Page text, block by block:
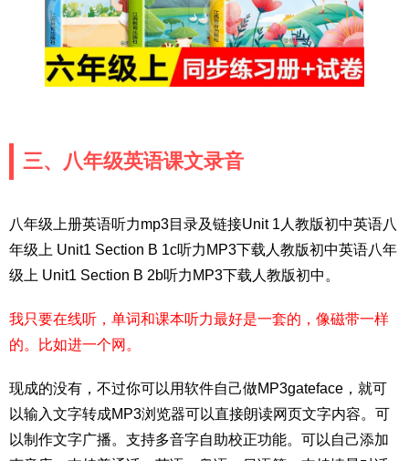
三、八年级英语课文录音
八年级上册英语听力mp3目录及链接Unit 1人教版初中英语八
年级上 Unit1 Section B 1c听力MP3下载人教版初中英语八年
级上 Unit1 Section B 2b听力MP3下载人教版初中。
我只要在线听，单词和课本听力最好是一套的，像磁带一样
的。比如进一个网。
现成的没有，不过你可以用软件自己做MP3gateface，就可
以输入文字转成MP3浏览器可以直接朗读网页文字内容。可
以制作文字广播。支持多音字自助校正功能。可以自己添加